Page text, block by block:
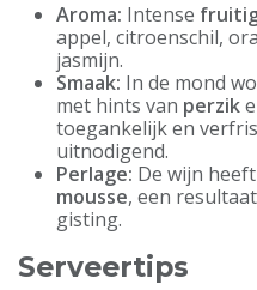
Aroma: Intense
appel, citroenschil,
jasmijn.
Smaak: In de mond
met hints van perzik
toegankelijk en
uitnodigend.
Perlage: De wijn
mousse, een
gisting.
Serveertips